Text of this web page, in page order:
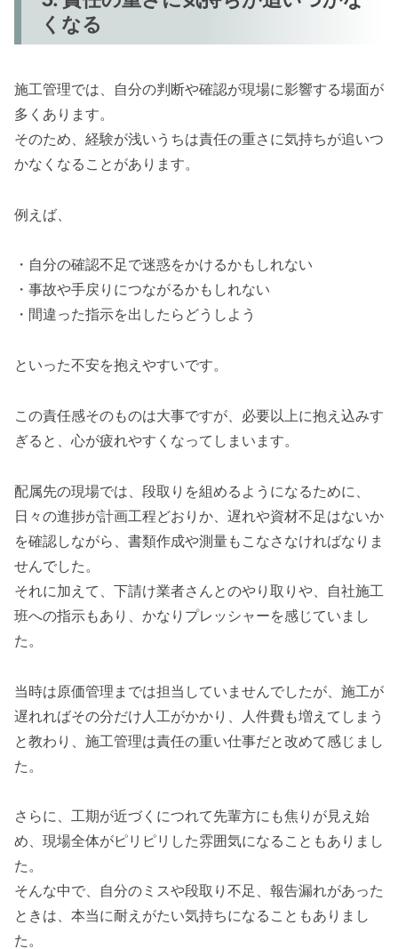
くなる
施工管理では、自分の判断や確認が現場に影響する場面が
多くあります。
そのため、経験が浅いうちは責任の重さに気持ちが追いつ
かなくなることがあります。
例えば、
・自分の確認不足で迷惑をかけるかもしれない
・事故や手戻りにつながるかもしれない
・間違った指示を出したらどうしよう
といった不安を抱えやすいです。
この責任感そのものは大事ですが、必要以上に抱え込みす
ぎると、心が疲れやすくなってしまいます。
配属先の現場では、段取りを組めるようになるために、
日々の進捗が計画工程どおりか、遅れや資材不足はないか
を確認しながら、書類作成や測量もこなさなければなりま
せんでした。
それに加えて、下請け業者さんとのやり取りや、自社施工
班への指示もあり、かなりプレッシャーを感じていまし
た。
当時は原価管理までは担当していませんでしたが、施工が
遅れればその分だけ人工がかかり、人件費も増えてしまう
と教わり、施工管理は責任の重い仕事だと改めて感じまし
た。
さらに、工期が近づくにつれて先輩方にも焦りが見え始
め、現場全体がピリピリした雰囲気になることもありまし
た。
そんな中で、自分のミスや段取り不足、報告漏れがあった
ときは、本当に耐えがたい気持ちになることもありまし
た。